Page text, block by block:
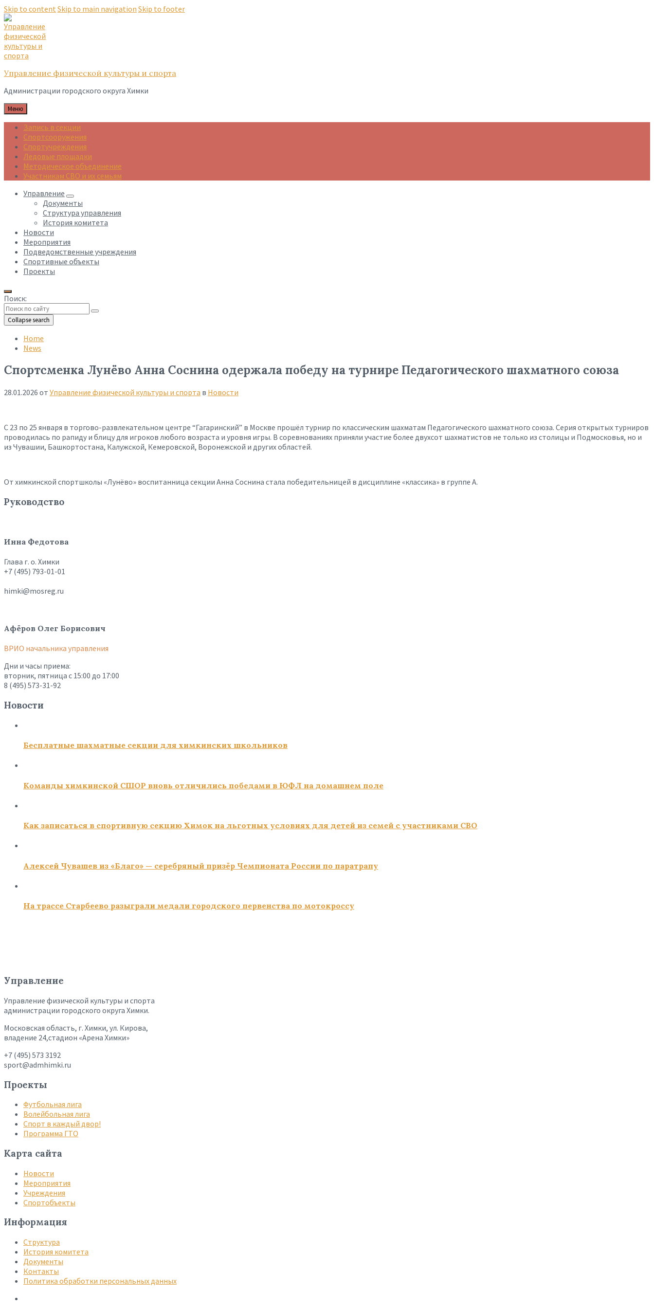
Skip to contentSkip to main navigation Skip to footer
Управление физической культуры и спорта
Администрации городского округа Химки
Меню
Запись в секции
Спортсооружения
Спортучреждения
Ледовые площадки
Методическое объединение
Участникам СВО и их семьям
Управление
Документы
Структура управления
История комитета
Новости
Мероприятия
Подведомственные учреждения
Спортивные объекты
Проекты
Поиск:
Collapse search
Home
News
Спортсменка Лунёво Анна Соснина одержала победу на турнире Педагогического шахматного союза
28.01.2026 от Управление физической культуры и спорта в Новости
С 23 по 25 января в торгово-развлекательном центре “Гагаринский” в Москве прошёл турнир по классическим шахматам Педагогического шахматного союза. Серия открытых турниров
проводилась по рапиду и блицу для игроков любого возраста и уровня игры. В соревнованиях приняли участие более двухсот шахматистов не только из столицы и Подмосковья, но и
из Чувашии, Башкортостана, Калужской, Кемеровской, Воронежской и других областей.
От химкинской спортшколы «Лунёво» воспитанница секции Анна Соснина стала победительницей в дисциплине «классика» в группе А.
Руководство
Инна Федотова
Глава г. о. Химки
+7 (495) 793-01-01
himki@mosreg.ru
Афёров Олег Борисович
ВРИО начальника управления
Дни и часы приема:
вторник, пятница с 15:00 до 17:00
8 (495) 573-31-92
Новости
Бесплатные шахматные секции для химкинских школьников
Команды химкинской СШОР вновь отличились победами в ЮФЛ на домашнем поле
Как записаться в спортивную секцию Химок на льготных условиях для детей из семей с участниками СВО
Алексей Чувашев из «Благо» — серебряный призёр Чемпионата России по паратрапу
На трассе Старбеево разыграли медали городского первенства по мотокроссу
Управление
Управление физической культуры и спорта
администрации городского округа Химки.
Московская область, г. Химки, ул. Кирова,
владение 24,стадион «Арена Химки»
+7 (495) 573 3192
sport@admhimki.ru
Проекты
Футбольная лига
Волейбольная лига
Спорт в каждый двор!
Программа ГТО
Карта сайта
Новости
Мероприятия
Учреждения
Спортобъекты
Информация
Структура
История комитета
Документы
Контакты
Политика обработки персональных данных